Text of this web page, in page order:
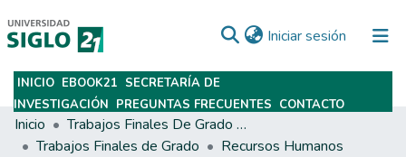
Iniciar sesión (current)
Subir
INICIO EBOOK21 SECRETARÍA DE
INVESTIGACIÓN PREGUNTAS FRECUENTES CONTACTO
Inicio
Trabajos Finales De Grado Y Posgrado
Trabajos Finales de Grado
Recursos Humanos